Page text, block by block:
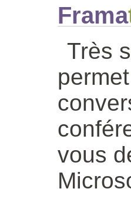
Frama
Très
vous